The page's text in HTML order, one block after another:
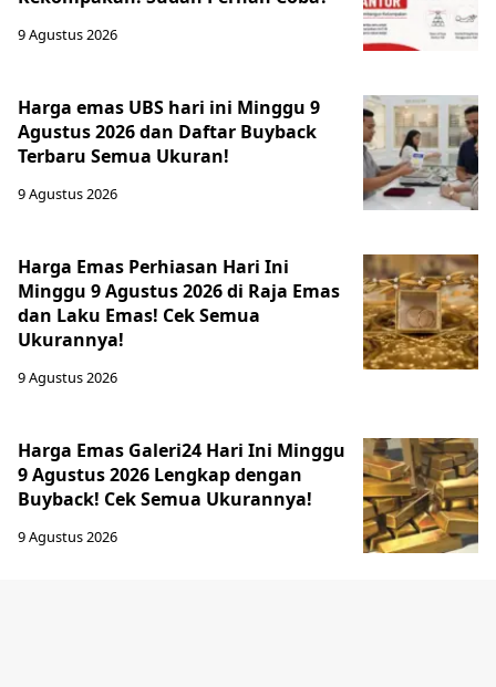
9 Agustus 2026
Harga emas UBS hari ini Minggu 9
Agustus 2026 dan Daftar Buyback
Terbaru Semua Ukuran!
9 Agustus 2026
Harga Emas Perhiasan Hari Ini
Minggu 9 Agustus 2026 di Raja Emas
dan Laku Emas! Cek Semua
Ukurannya!
9 Agustus 2026
Harga Emas Galeri24 Hari Ini Minggu
9 Agustus 2026 Lengkap dengan
Buyback! Cek Semua Ukurannya!
9 Agustus 2026